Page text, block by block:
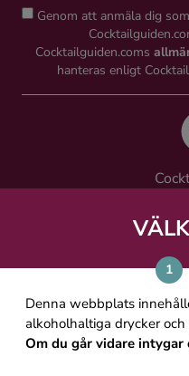
Denna webbplats
alkoholhaltiga drycker
Om du går vidare
Genom att anmäla dig
Cocktailguiden.coms
hanteras enligt
Västra